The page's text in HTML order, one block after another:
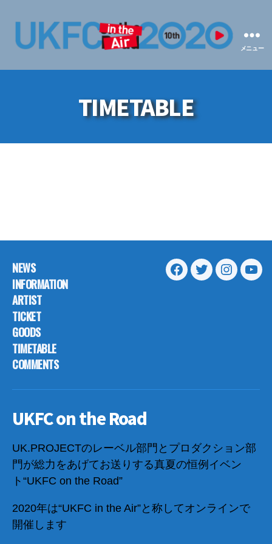
on
メニュー
TIMETABLE
NEWS
INFORMATION
ARTIST
TICKET
GOODS
TIMETABLE
COMMENTS
FacebookTwitterInstagram
UKFC on the Road
UK.PROJECTのレーベル部門とプロダクション部
門が総力をあげてお送りする真夏の恒例イベン
ト“UKFC on the Road”
2020年は“UKFC in the Air”と称してオンラインで
開催します